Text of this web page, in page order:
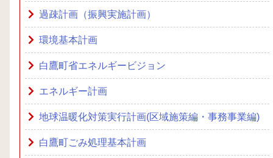
過疎計画（振興実施計画）
環境基本計画
白鷹町省エネルギービジョン
エネルギー計画
地球温暖化対策実行計画(区域施策編・事務事業編)
白鷹町ごみ処理基本計画